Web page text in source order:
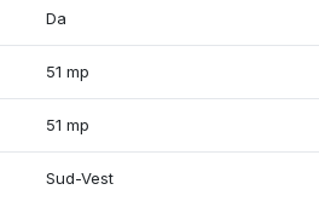
și programarea unei
privind prețul sau caracteristicile
Da
51 mp
51 mp
Sud-Vest